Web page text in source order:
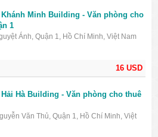
16 USD
Khánh Minh Building - Văn phòng cho
1
Ánh, Quận 1, Hồ Chí Minh, Việt Nam
Hà Building - Văn phòng cho thuê
Văn Thủ, Quận 1, Hồ Chí Minh, Việt